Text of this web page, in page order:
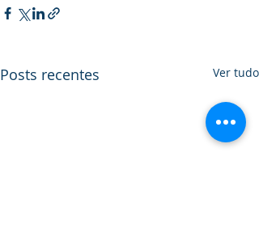
Posts recentes Ver tudo